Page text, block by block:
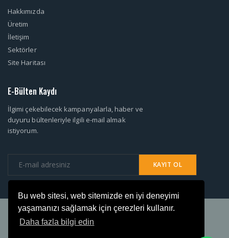
Bu web sitesi, web sitemizde en iyi deneyimi
yaşamanızı sağlamak için çerezleri kullanır.
Daha fazla bilgi edin
Hakkımızda
Üretim
İletişim
Sektörler
Site Haritası
E-Bülten Kaydı
İlgimi çekebilecek kampanyalarla, haber ve
duyuru bültenleriyle ilgili e-mail almak
istiyorum.
Copyright. © 2018 R3 Grup Yapı Gıda ve Bilişim Teknolojileri Tic.Ltdi.Şti.
iştirakidir.